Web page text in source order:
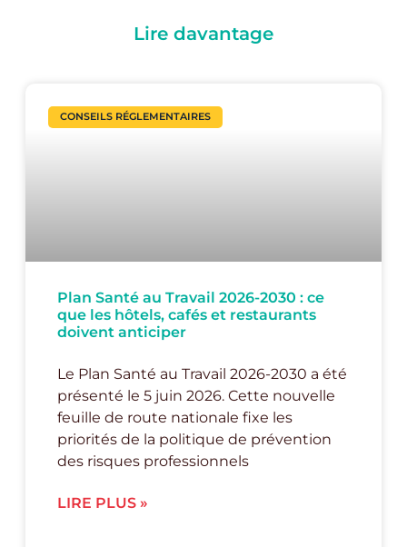
Lire davantage
CONSEILS RÉGLEMENTAIRES
Plan Santé au Travail 2026-2030 : ce
que les hôtels, cafés et restaurants
doivent anticiper
Le Plan Santé au Travail 2026-2030 a été
présenté le 5 juin 2026. Cette nouvelle
feuille de route nationale fixe les
priorités de la politique de prévention
des risques professionnels
LIRE PLUS »